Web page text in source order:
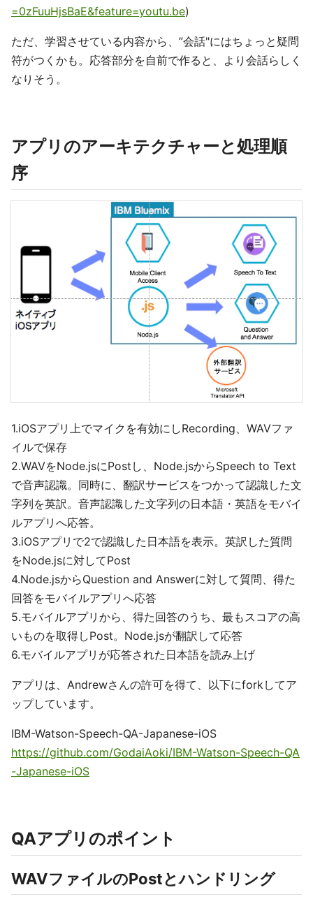
=0zFuuHjsBaE&feature=youtu.be)
ただ、学習させている内容から、”会話"にはちょっと疑問
符がつくかも。応答部分を自前で作ると、より会話らしく
なりそう。
アプリのアーキテクチャーと処理順
序
1.iOSアプリ上でマイクを有効にしRecording、WAVファ
イルで保存
2.WAVをNode.jsにPostし、Node.jsからSpeech to Text
で音声認識。同時に、翻訳サービスをつかって認識した文
字列を英訳。音声認識した文字列の日本語・英語をモバイ
ルアプリへ応答。
3.iOSアプリで2で認識した日本語を表示。英訳した質問
をNode.jsに対してPost
4.Node.jsからQuestion and Answerに対して質問、得た
回答をモバイルアプリへ応答
5.モバイルアプリから、得た回答のうち、最もスコアの高
いものを取得しPost。Node.jsが翻訳して応答
6.モバイルアプリが応答された日本語を読み上げ
アプリは、Andrewさんの許可を得て、以下にforkしてア
ップしています。
IBM-Watson-Speech-QA-Japanese-iOS
https://github.com/GodaiAoki/IBM-Watson-Speech-QA
-Japanese-iOS
QAアプリのポイント
WAVファイルのPostとハンドリング